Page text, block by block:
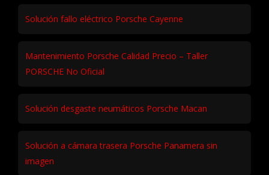
Solución fallo eléctrico Porsche Cayenne
Mantenimiento Porsche Calidad Precio – Taller
PORSCHE No Oficial
Solución desgaste neumáticos Porsche Macan
Solución a cámara trasera Porsche Panamera sin
imagen